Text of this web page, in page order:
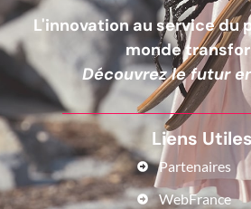
L'innovation au service du
monde
Découvrez le futur
Liens Utiles
Partenaires
WebFrance